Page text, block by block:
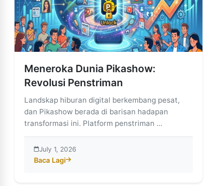
Meneroka Dunia Pikashow:
Revolusi Penstriman
Landskap hiburan digital berkembang pesat,
dan Pikashow berada di barisan hadapan
transformasi ini. Platform penstriman ...
July 1, 2026
Baca Lagi
about Meneroka Dunia Pikashow: Revolusi